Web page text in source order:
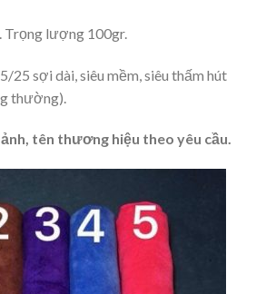
lượng 100gr.
25 sợi dài, siêu mềm, siêu thấm hút
thường).
tên thương hiệu theo yêu cầu.